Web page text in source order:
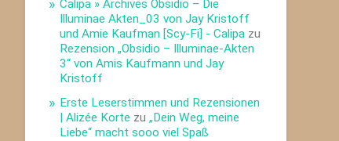
Calipa » Archives Obsidio – Die
Illuminae Akten_03 von Jay Kristoff
und Amie Kaufman [Scy-Fi] - Calipa zu
Rezension „Obsidio – Illuminae-Akten
3“ von Amis Kaufmann und Jay
Kristoff
Erste Leserstimmen und Rezensionen
| Alizée Korte zu„Dein Weg, meine
Liebe“ macht sooo viel Spaß